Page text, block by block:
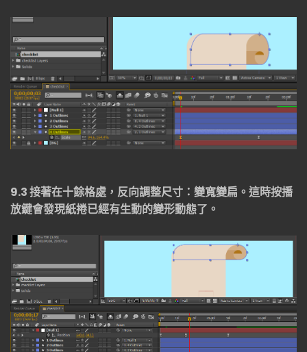
9.3接著在十餘格處，反向調整尺寸：變寬變扁。這時按播
放鍵會發現紙捲已經有生動的變形動態了。